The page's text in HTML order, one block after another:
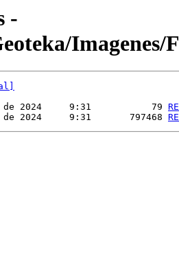
-
de 2024     9:31           79
de 2024     9:31       797468